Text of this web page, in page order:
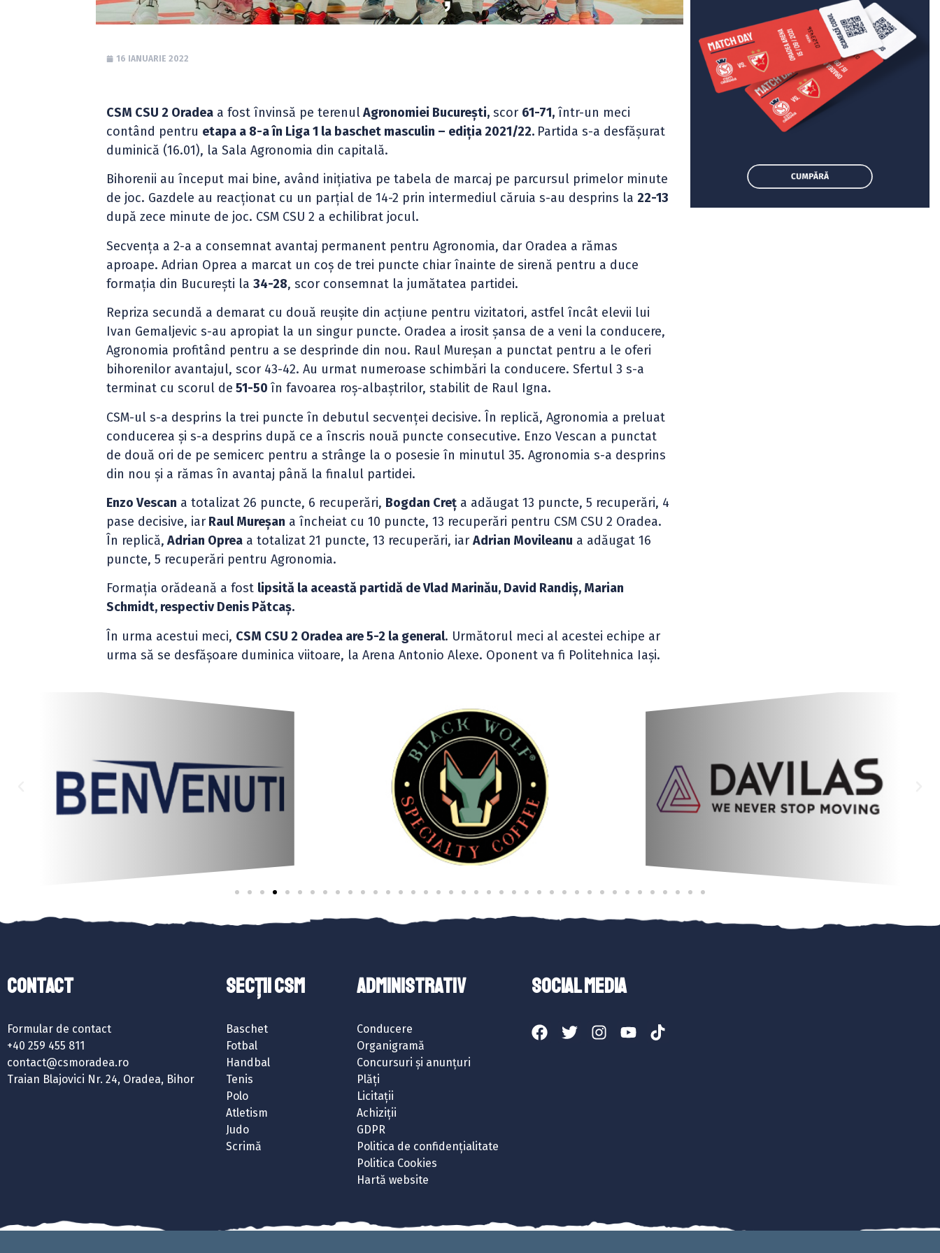
16 IANUARIE 2022
CSM CSU 2 Oradea a fost învinsă pe terenulAgronomiei București, scor 61-71, într-un meci
contând pentru etapa a 8-a în Liga 1 la baschet masculin – ediția 2021/22. Partida s-a desfășurat
duminică (16.01), la Sala Agronomia din capitală.
Bihorenii au început mai bine, având inițiativa pe tabela de marcaj pe parcursul primelor minute
de joc. Gazdele au reacționat cu un parțial de 14-2 prin intermediul căruia s-au desprins la 22-13
după zece minute de joc. CSM CSU 2 a echilibrat jocul.
Secvența a 2-a a consemnat avantaj permanent pentru Agronomia, dar Oradea a rămas
aproape. Adrian Oprea a marcat un coș de trei puncte chiar înainte de sirenă pentru a duce
formația din București la34-28, scor consemnat la jumătatea partidei.
Repriza secundă a demarat cu două reușite din acțiune pentru vizitatori, astfel încât elevii lui
Ivan Gemaljevic s-au apropiat la un singur puncte. Oradea a irosit șansa de a veni la conducere,
Agronomia profitând pentru a se desprinde din nou. Raul Mureșan a punctat pentru a le oferi
bihorenilor avantajul, scor 43-42. Au urmat numeroase schimbări la conducere. Sfertul 3 s-a
terminat cu scorul de 51-50în favoarea roș-albaștrilor, stabilit de Raul Igna.
CSM-ul s-a desprins la trei puncte în debutul secvenței decisive. În replică, Agronomia a preluat
conducerea și s-a desprins după ce a înscris nouă puncte consecutive. Enzo Vescan a punctat
de două ori de pe semicerc pentru a strânge la o posesie în minutul 35. Agronomia s-a desprins
din nou și a rămas în avantaj până la finalul partidei.
Enzo Vescan a totalizat 26 puncte, 6 recuperări, Bogdan Creț a adăugat 13 puncte, 5 recuperări, 4
pase decisive, iar Raul Mureșan a încheiat cu 10 puncte, 13 recuperări pentru CSM CSU 2 Oradea.
În replică, Adrian Oprea a totalizat 21 puncte, 13 recuperări, iarAdrian Movileanu a adăugat 16
puncte, 5 recuperări pentru Agronomia.
Formația orădeană a fost lipsită la această partidă de Vlad Marinău, David Randiș, Marian
Schmidt, respectiv Denis Pătcaș.
În urma acestui meci, CSM CSU 2 Oradea are 5-2 la general. Următorul meci al acestei echipe ar
urma să se desfășoare duminica viitoare, la Arena Antonio Alexe. Oponent va fi Politehnica Iași.
Contact
Formular de contact
+40 259 455 811
contact@csmoradea.ro
Traian Blajovici Nr. 24, Oradea, Bihor
SECȚII CSM
Baschet
Fotbal
Handbal
Tenis
Polo
Atletism
Judo
Scrimă
ADMINISTRATIV
Conducere
Organigramă
Concursuri și anunțuri
Plăți
Licitații
Achiziții
GDPR
Politica de confidențialitate
Politica Cookies
Hartă website
SOCIAL MEDIA